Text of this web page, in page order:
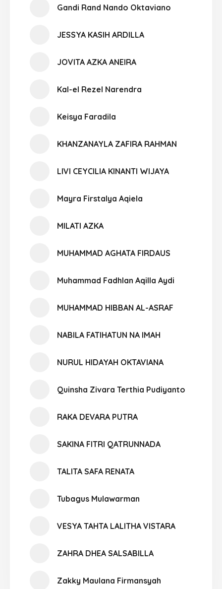
Gandi Rand Nando Oktaviano
JESSYA KASIH ARDILLA
JOVITA AZKA ANEIRA
Kal-el Rezel Narendra
Keisya Faradila
KHANZANAYLA ZAFIRA RAHMAN
LIVI CEYCILIA KINANTI WIJAYA
Mayra Firstalya Aqiela
MILATI AZKA
MUHAMMAD AGHATA FIRDAUS
Muhammad Fadhlan Aqilla Aydi
MUHAMMAD HIBBAN AL-ASRAF
NABILA FATIHATUN NA IMAH
NURUL HIDAYAH OKTAVIANA
Quinsha Zivara Terthia Pudiyanto
RAKA DEVARA PUTRA
SAKINA FITRI QATRUNNADA
TALITA SAFA RENATA
Tubagus Mulawarman
VESYA TAHTA LALITHA VISTARA
ZAHRA DHEA SALSABILLA
Zakky Maulana Firmansyah